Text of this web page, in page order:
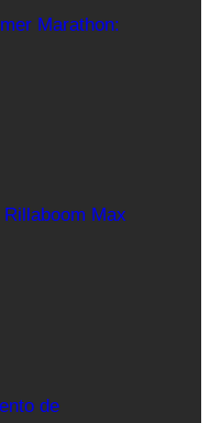
Marathon:
Max
de